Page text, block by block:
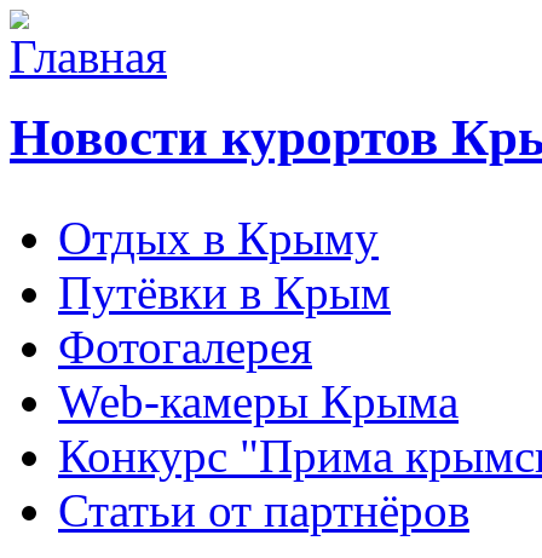
Новости курортов
Отдых в Крыму
Путёвки в Крым
Фотогалерея
Web-камеры Крыма
Конкурс "Прима
Статьи от партнёров